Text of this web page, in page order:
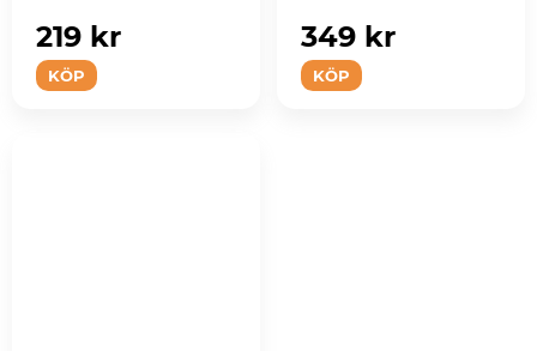
KÖP
219 kr
KÖP
349 kr